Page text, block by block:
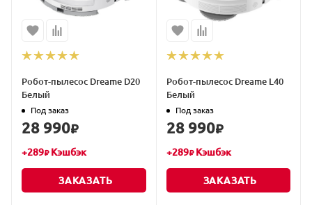
Робот-пылесос Dreame D20
Белый
Под заказ
28 990₽
+289₽Кэшбэк
ЗАКАЗАТЬ
Робот-пылесос Dreame L40
Белый
Под заказ
28 990₽
+289₽Кэшбэк
ЗАКАЗАТЬ